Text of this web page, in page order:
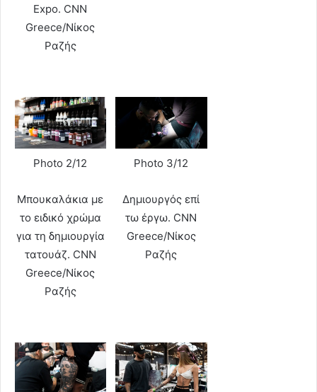
Expo. CNN
Greece/Νίκος
Ραζής
Photo 2/12
Μπουκαλάκια με
το ειδικό χρώμα
για τη δημιουργία
τατουάζ. CNN
Greece/Νίκος
Ραζής
Photo 3/12
Δημιουργός επί
τω έργω. CNN
Greece/Νίκος
Ραζής